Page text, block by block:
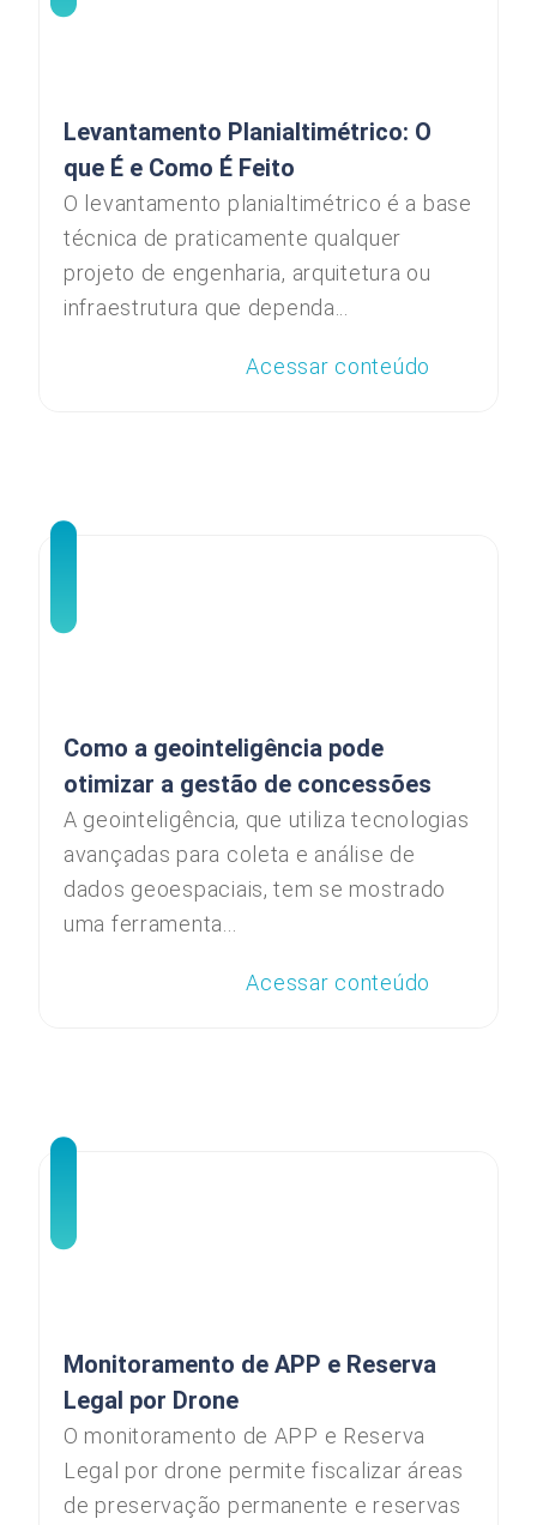
Levantamento Planialtimétrico: O
que É e Como É Feito
O levantamento planialtimétrico é a base
técnica de praticamente qualquer
projeto de engenharia, arquitetura ou
infraestrutura que dependa...
Acessar conteúdo
Como a geointeligência pode
otimizar a gestão de concessões
A geointeligência, que utiliza tecnologias
avançadas para coleta e análise de
dados geoespaciais, tem se mostrado
uma ferramenta...
Acessar conteúdo
Monitoramento de APP e Reserva
Legal por Drone
O monitoramento de APP e Reserva
Legal por drone permite fiscalizar áreas
de preservação permanente e reservas